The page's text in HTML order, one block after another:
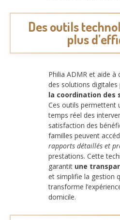
Des outils
plus
Philia ADMR et aide à
des solutions
la coordination des
Ces outils permettent
temps réel des
satisfaction des
familles peuvent
rapports détaillés et
prestations. Cette
garantit une
et simplifie la gestion
transforme
domicile.